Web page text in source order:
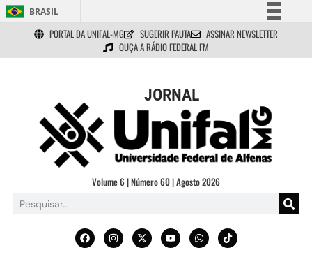
BRASIL
Simplifique!
Comunica BR
Acesso à informação
Legislação
Canais
PORTAL DA UNIFAL-MG SUGERIR PAUTA
ASSINAR NEWSLETTER
OUÇA A RÁDIO FEDERAL FM
JORNAL
Volume 6 | Número 60 | Agosto 2026